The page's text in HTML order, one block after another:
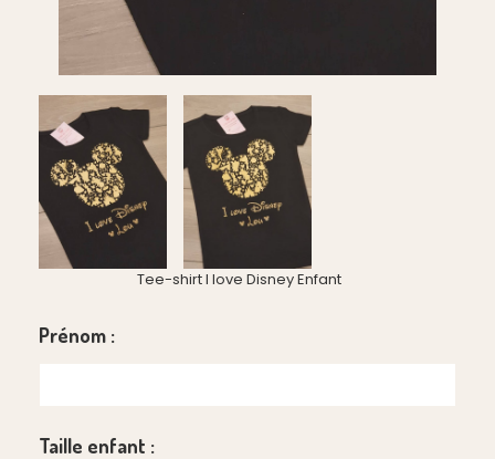
Tee-shirt I love Disney Enfant
Prénom :
Taille enfant :